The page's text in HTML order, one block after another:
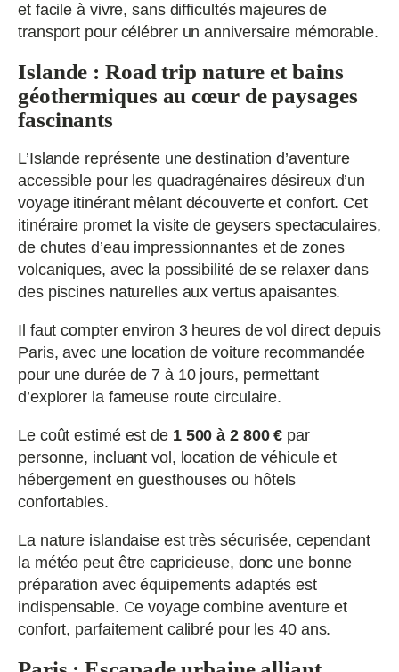
et facile à vivre, sans difficultés majeures de
transport pour célébrer un anniversaire mémorable.
Islande : Road trip nature et bains
géothermiques au cœur de paysages
fascinants
L’Islande représente une destination d’aventure
accessible pour les quadragénaires désireux d’un
voyage itinérant mêlant découverte et confort. Cet
itinéraire promet la visite de geysers spectaculaires,
de chutes d’eau impressionnantes et de zones
volcaniques, avec la possibilité de se relaxer dans
des piscines naturelles aux vertus apaisantes.
Il faut compter environ 3 heures de vol direct depuis
Paris, avec une location de voiture recommandée
pour une durée de 7 à 10 jours, permettant
d’explorer la fameuse route circulaire.
Le coût estimé est de 1 500 à 2 800 € par
personne, incluant vol, location de véhicule et
hébergement en guesthouses ou hôtels
confortables.
La nature islandaise est très sécurisée, cependant
la météo peut être capricieuse, donc une bonne
préparation avec équipements adaptés est
indispensable. Ce voyage combine aventure et
confort, parfaitement calibré pour les 40 ans.